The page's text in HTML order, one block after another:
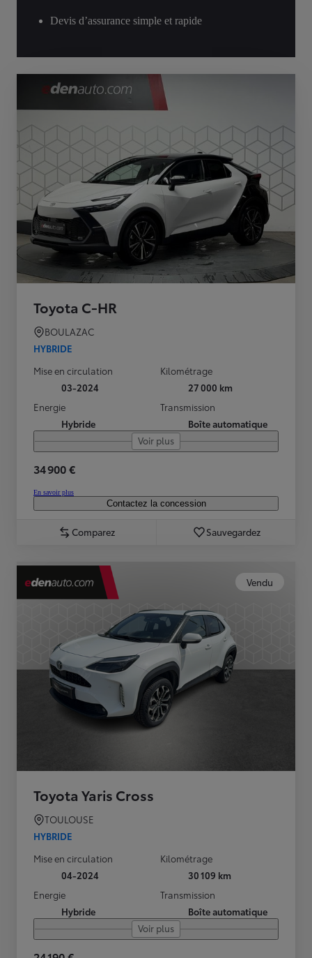
Devis d’assurance simple et rapide
Toyota C-HR
BOULAZAC
HYBRIDE
Mise en circulation
03-2024
Kilométrage
27 000 km
Energie
Hybride
Transmission
Boîte automatique
Voir plus
34 900 €
En savoir plus
Contactez la concession
Comparez Sauvegardez
Vendu
Toyota Yaris Cross
TOULOUSE
HYBRIDE
Mise en circulation
04-2024
Kilométrage
30 109 km
Energie
Hybride
Transmission
Boîte automatique
Voir plus